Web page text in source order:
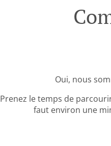
Oui, nous
Prenez le temps de
faut environ une